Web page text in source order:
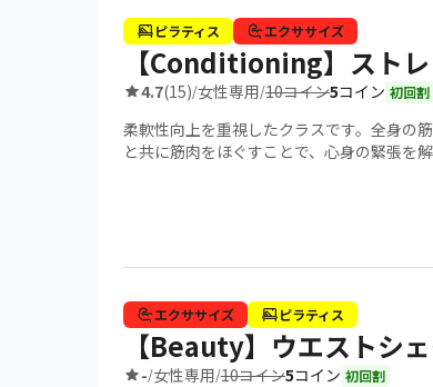
ピラティス エクササイズ
【Conditioning】スト
4.7(15)/女性専用/10コイン5コイン 初回割
柔軟性向上を重視したクラスです。全身の
と共に筋肉をほぐすことで、心身の緊張を
エクササイズ ピラティス
【Beauty】ウエストシ
-/女性専用/10コイン5コイン 初回割